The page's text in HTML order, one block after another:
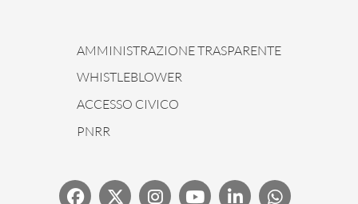
AMMINISTRAZIONE TRASPARENTE
WHISTLEBLOWER
ACCESSO CIVICO
PNRR